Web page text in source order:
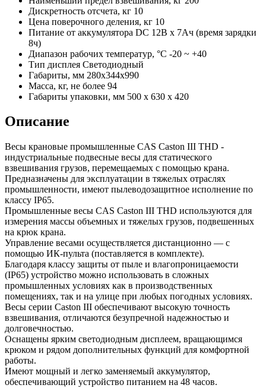
Дискретность отсчета, кг 10
Цена поверочного деления, кг 10
Питание от аккумулятора DC 12В х 7Ач (время зарядки
8ч)
Диапазон рабочих температур, °С -20 ~ +40
Тип дисплея Светодиодный
Габариты, мм 280x344x990
Масса, кг, не более 94
Габариты упаковки, мм 500 x 630 x 420
Описание
Весы крановые промышленные CAS Caston III THD -
индустриальные подвесные весы для статического
взвешивания грузов, перемещаемых с помощью крана.
Предназначены для эксплуатации в тяжелых отраслях
промышленности, имеют пылеводозащитное исполнение по
классу IP65.
Промышленные весы CAS Caston III THD используются для
измерения массы объемных и тяжелых грузов, подвешенных
на крюк крана.
Управление весами осуществляется дистанционно — с
помощью ИК-пульта (поставляется в комплекте).
Благодаря классу защиты от пыле и влагопроницаемости
(IP65) устройство можно использовать в сложных
промышленных условиях как в производственных
помещениях, так и на улице при любых погодных условиях.
Весы серии Caston III обеспечивают высокую точность
взвешивания, отличаются безупречной надежностью и
долговечностью.
Оснащены ярким светодиодным дисплеем, вращающимся
крюком и рядом дополнительных функций для комфортной
работы.
Имеют мощный и легко заменяемый аккумулятор,
обеспечивающий устройство питанием на 48 часов.